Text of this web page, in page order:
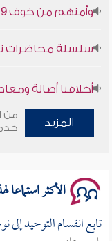
وأمنهم من خوف 9
سلسلة محاضرات
أخلاقنا أصالة
وأمنهم من خوف 9
المزيد
من
الأكثر استماعا
تابع انقسام التوحيد إلى